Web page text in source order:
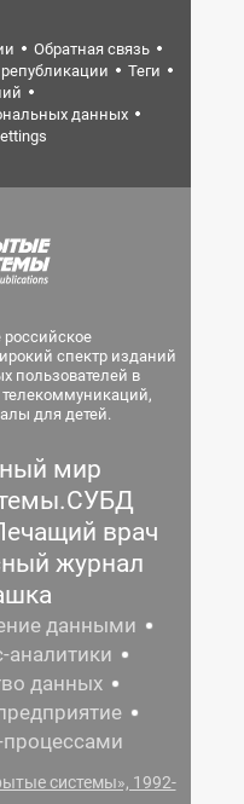
Обратная связь
Теги
данных
спектр изданий
пользователей в
для детей.
мир
врач
журнал
данными
аналитики
данных
процессами
системы», 1992-